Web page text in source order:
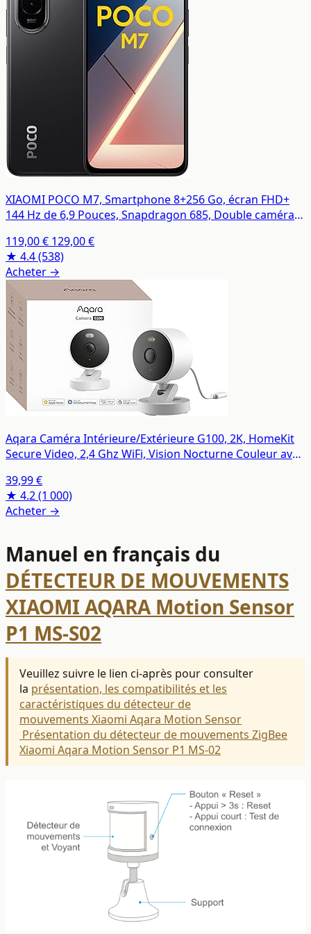
XIAOMI POCO M7, Smartphone 8+256 Go, écran FHD+
144 Hz de 6,9 Pouces, Snapdragon 685, Double caméra
Française + 2 Ans de Garantie)
119,00 € 129,00 €
★ 4.4(538)
Acheter →
Aqara Caméra Intérieure/Extérieure G100, 2K, HomeKit
Secure Video, 2,4 Ghz WiFi, Vision Nocturne Couleur avec
Compatible Alexa, Google Home, Blanche
39,99 €
★ 4.2(1 000)
Acheter →
Manuel en français du
DÉTECTEUR DE MOUVEMENTS
XIAOMI AQARA Motion Sensor
P1 MS-S02
Veuillez suivre le lien ci-après pour consulter
la présentation, les compatibilités et les
caractéristiques du détecteur de
mouvements Xiaomi Aqara Motion Sensor
Présentation du détecteur de mouvements ZigBee
Xiaomi Aqara Motion Sensor P1 MS-02